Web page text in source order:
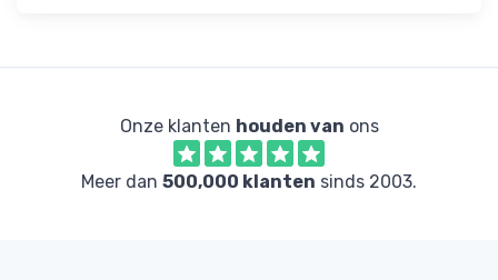
Onze klanten houden van ons
Meer dan 500,000 klanten sinds 2003.